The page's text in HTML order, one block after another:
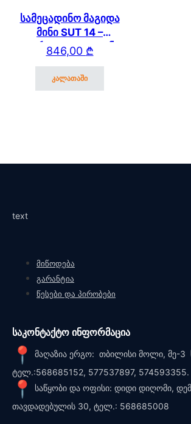
სამეცადინო მაგიდა
მინი SUT 14 –
გვერდითა და უკანა
თაროთი
846,00 ₾
კალათაში
text
მიწოდება
გარანტია
წესები და პირობები
საკონტაქტო ინფორმაცია
მაღაზია ერგო: თბილისი მოლი, მე-
ტელ.:568685152, 577537897, 574593355.
საწყობი და ოფისი: დიდი დიღომი,
თავდადებულის 30, ტელ.: 568685008